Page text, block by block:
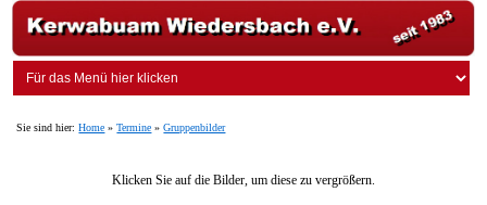
Sie sind hier:Home »Termine »Gruppenbilder
Klicken Sie auf die Bilder, um diese zu vergrößern.